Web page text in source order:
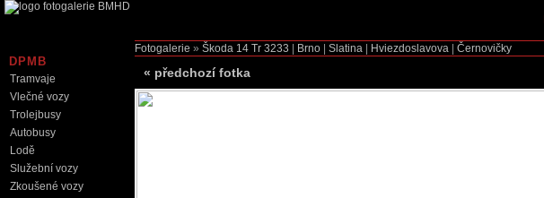
Fotogalerie » Škoda 14 Tr 3233 Brno Slatina Hviezdoslavova Černovičky
« předchozí fotka
DPMB
Tramvaje
Vlečné vozy
Trolejbusy
Autobusy
Lodě
Služební vozy
Zkoušené vozy